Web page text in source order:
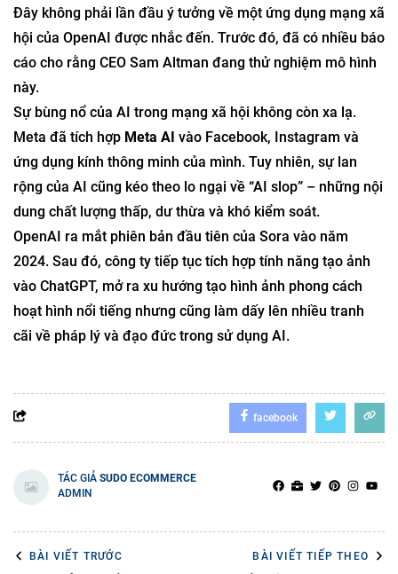
Đây không phải lần đầu ý tưởng về một ứng dụng mạng xã
hội của OpenAI được nhắc đến. Trước đó, đã có nhiều báo
cáo cho rằng CEO Sam Altman đang thử nghiệm mô hình
này.
Sự bùng nổ của AI trong mạng xã hội không còn xa lạ.
Meta đã tích hợp Meta AI vào Facebook, Instagram và
ứng dụng kính thông minh của mình. Tuy nhiên, sự lan
rộng của AI cũng kéo theo lo ngại về “AI slop” – những nội
dung chất lượng thấp, dư thừa và khó kiểm soát.
OpenAI ra mắt phiên bản đầu tiên của Sora vào năm
2024. Sau đó, công ty tiếp tục tích hợp tính năng tạo ảnh
vào ChatGPT, mở ra xu hướng tạo hình ảnh phong cách
hoạt hình nổi tiếng nhưng cũng làm dấy lên nhiều tranh
cãi về pháp lý và đạo đức trong sử dụng AI.
facebook
TÁC GIẢ SUDO ECOMMERCE
ADMIN
BÀI VIẾT TRƯỚC BÀI VIẾT TIẾP THEO